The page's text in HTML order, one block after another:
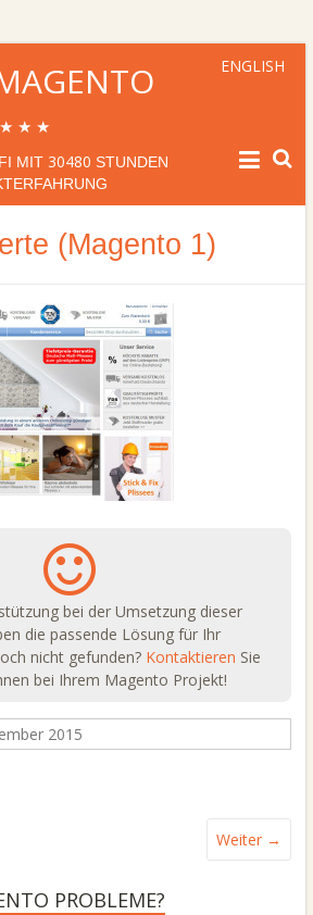
★★★
MIT 30480 STUNDEN
ENGLISH
(Magento 1)
bei der Umsetzung dieser
die passende Lösung für Ihr
nicht gefunden? Kontaktieren Sie
bei Ihrem Magento Projekt!
2015
Weiter →
PROBLEME?